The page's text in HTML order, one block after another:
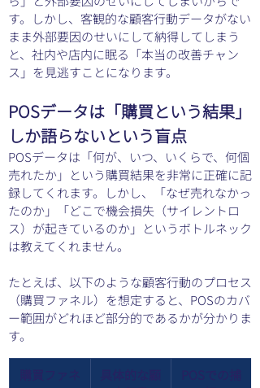
す。しかし、客観的な顧客行動データがない
まま外部要因のせいにして納得してしまう
と、社内や店内に眠る「本当の改善チャン
ス」を見逃すことになります。
POSデータは「購買という結果」
しか語らないという盲点
POSデータは「何が、いつ、いくらで、何個
売れたか」という購買結果を非常に正確に記
録してくれます。しかし、「なぜ売れなかっ
たのか」「どこで機会損失（サイレントロ
ス）が起きているのか」というボトルネック
は教えてくれません。
たとえば、以下のような顧客行動のプロセス
（購買ファネル）を想定すると、POSのカバ
ー範囲がどれほど部分的であるかが分かりま
す。